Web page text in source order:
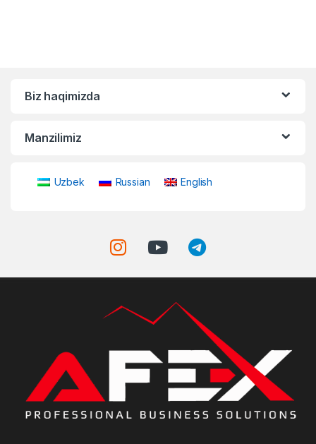
Biz haqimizda
Manzilimiz
Uzbek Russian English